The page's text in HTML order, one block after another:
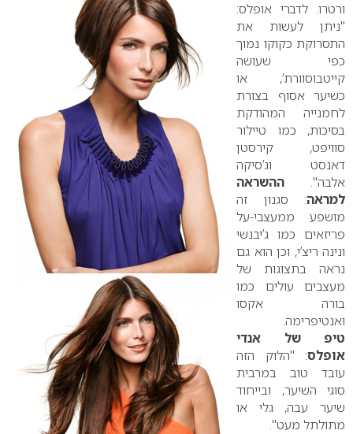
ורטרו. לדברי אופלס:
"ניתן לעשות את
התסרוקת כקוקו נמוך
כפי שעושה
קייטבוסוורת’, או
כשיער אסוף בצורת
לחמנייה המהודקת
בסיכות, כמו טיילור
סוויפט, קירסטן
דאנסט וג’סיקה
אלבה". ההשראה
למראה: סגנון זה
מושפע ממעצבי-על
פריזאים כמו ג’יבנשי
ונינה ריצ’י, וכן הוא גם
נראה בתצוגות של
מעצבים עולים כמו
בורה אקסו
ואנטיפרימה.
טיפ של אנדי
אופלס: "הלוק הזה
עובד טוב במרבית
סוגי השיער, ובייחוד
שיער עבה, גלי או
מתולתל מעט".